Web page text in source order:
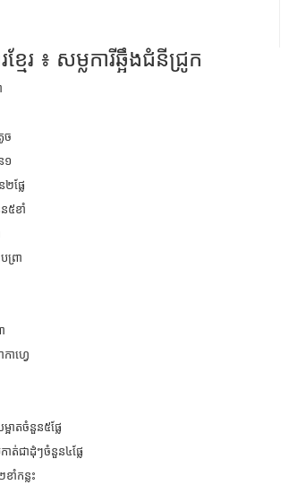
មែរ ៖ សម្លការីឆ្អឹងជំនីជ្រូក
ច
១
ផ្លែ
៥ខាំ
ព្រា
ាហ្វេ
ាតចំនួន៥ផ្លែ
ត់ជាដំុៗចំនួន៤ផ្លែ
ាំកន្លះ